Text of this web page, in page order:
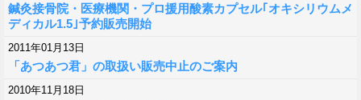
鍼灸接骨院・医療機関・プロ援用酸素カプセル｢オキシリウムメ
ディカル1.5｣予約販売開始
2011年01月13日
「あつあつ君」の取扱い販売中止のご案内
2010年11月18日